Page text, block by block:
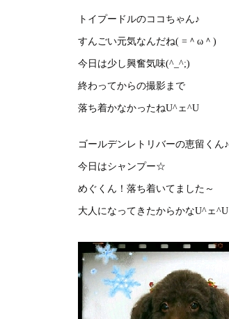
トイプードルのココちゃん♪
すんごい元気なんだね( =＾ω＾)
今日は少し興奮気味(^_^;)
終わってからの撮影まで
落ち着かなかったねU^ェ^U
ゴールデンレトリバーの恵留くん♪
今日はシャンプー☆
めぐくん！落ち着いてました～
大人になってきたからかなU^ェ^U